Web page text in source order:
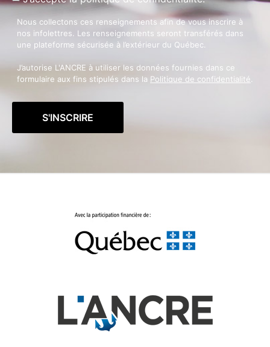
Nous collectons ces renseignements afin de vous inscrire à
nos infolettres. Les renseignements seront transférés dans
une plateforme sécurisée à l’extérieur du Québec.
J’autorise L'ANCRE à utiliser les données fournies dans ce
formulaire aux fins stipulés dans la Politique de confidentialité